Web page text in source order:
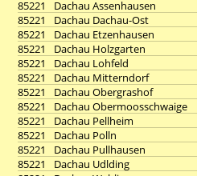
85221
Dachau Assenhausen
85221
Dachau Dachau-Ost
85221
Dachau Etzenhausen
85221
Dachau Holzgarten
85221
Dachau Lohfeld
85221
Dachau Mitterndorf
85221
Dachau Obergrashof
85221
Dachau Obermoosschwaige
85221
Dachau Pellheim
85221
Dachau Polln
85221
Dachau Pullhausen
85221
Dachau Udlding